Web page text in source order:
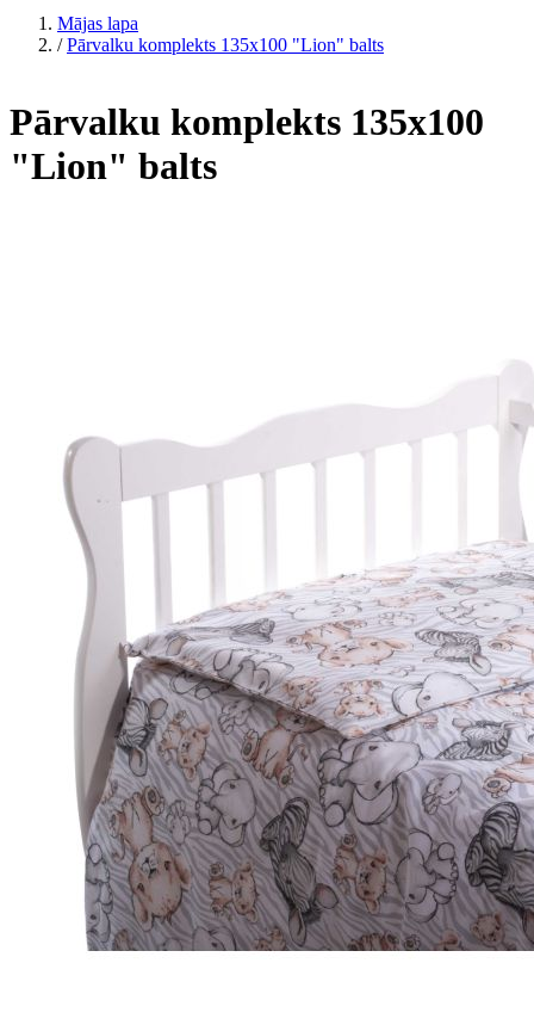
Mājas lapa
/ Pārvalku komplekts 135x100 "Lion" balts
Pārvalku komplekts 135x100
"Lion" balts